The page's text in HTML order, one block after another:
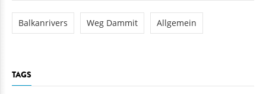
Balkanrivers Weg Dammit Allgemein
TAGS